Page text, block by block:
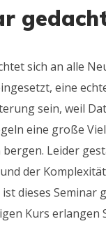
sich an alle
eine
sein, weil
eine große
Leider
der
dieses Seminar
Kurs erlangen